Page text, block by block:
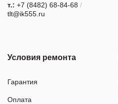
т.: +7 (8482) 68-84-68 /
tlt@ik555.ru
Условия ремонта
Гарантия
Оплата